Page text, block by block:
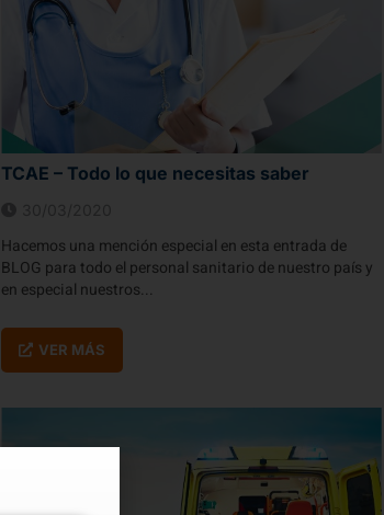
TCAE – Todo lo que necesitas saber
Hacemos una mención especial en esta entrada de
BLOG para todo el personal sanitario de nuestro país y
en especial nuestros...
VER MÁS